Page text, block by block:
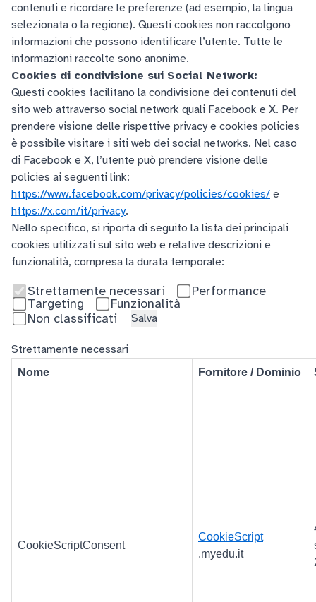
contenuti e ricordare le preferenze (ad esempio, la lingua
selezionata o la regione). Questi cookies non raccolgono
informazioni che possono identificare l’utente. Tutte le
informazioni raccolte sono anonime.
Cookies di condivisione sui Social Network:
Questi cookies facilitano la condivisione dei contenuti del
sito web attraverso social network quali Facebook e X. Per
prendere visione delle rispettive privacy e cookies policies
è possibile visitare i siti web dei social networks. Nel caso
di Facebook e X, l’utente può prendere visione delle
policies ai seguenti link:
https://www.facebook.com/privacy/policies/cookies/ e
https://x.com/it/privacy.
Nello specifico, si riporta di seguito la lista dei principali
cookies utilizzati sul sito web e relative descrizioni e
funzionalità, compresa la durata temporale:
Strettamente necessari
Performance
Targeting
Funzionalità
Non classificati
Salva
Strettamente necessari
Nome Fornitore / Dominio
CookieScriptConsent
CookieScript
.myedu.it